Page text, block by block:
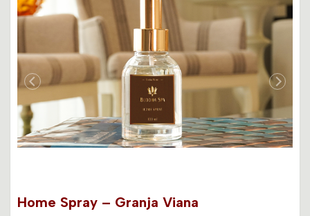
Home Spray – Granja Viana